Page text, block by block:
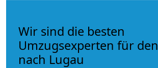
Wir sind die besten
Umzugsexperten für
nach Lugau